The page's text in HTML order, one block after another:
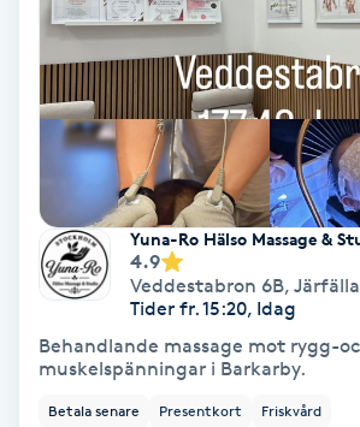
Fibromassage
Fillers
Fotmassage
Fotsvamp
Yuna-Ro Hälso Massage &
4.9
Veddestabron 6B, Järfälla
Tider fr. 15:20, Idag
Behandlande massage mot rygg-
muskelspänningar i Barkarby.
Betala senare Presentkort Friskvård